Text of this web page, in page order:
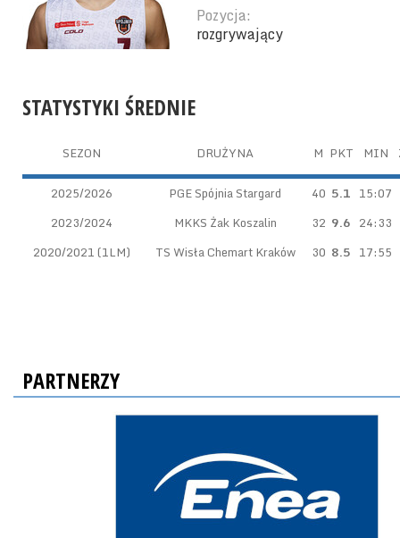
Pozycja:
rozgrywający
STATYSTYKI ŚREDNIE
SEZON DRUŻYNA M PKT MIN
2025/2026 PGE Spójnia Stargard 40 5.1 15:07
2023/2024
MKKS Żak Koszalin 32 9.6 24:33
2020/2021 (1LM)
TS Wisła Chemart Kraków 30 8.5 17:55
PARTNERZY